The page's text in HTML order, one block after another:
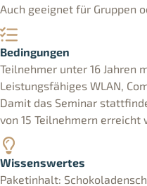
Auch geeignet für Gruppen
Bedingungen
Teilnehmer unter 16 Jahren
Leistungsfähiges WLAN,
Damit das Seminar
von 15 Teilnehmern erreicht
Wissenswertes
Paketinhalt: